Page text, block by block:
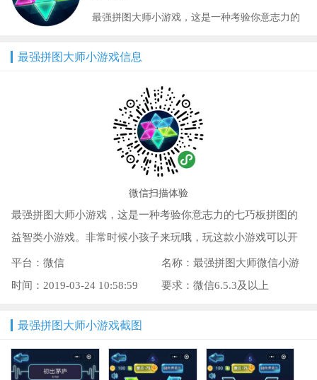
最强拼图大师小游戏，这是一种考验你意志力的
玩哦，玩这款小游戏可以开动你的思维发挥你的
聪明劲儿，最有趣的是这款游戏属于闯关类型的
哦，从最开始的初出茅庐这一个模式...
最强拼图大师小游戏信息
微信扫描体验
最强拼图大师小游戏，这是一种考验你意志力的七巧板拼图的
益智类小游戏。非常时候小孩子来玩哦，玩这款小游戏可以开
动你的思维发挥你的聪明劲儿，最有趣的是这款游戏属于闯关
类型的哦，从最开始的初出茅庐这一个模式...
平台：微信
名称：最强拼图大师微信小游
戏
时间：2019-03-24 10:58:59 要求：微信6.5.3及以上
最强拼图大师小游戏截图